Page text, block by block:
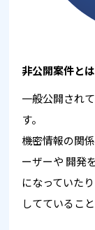
非公開案件とは
一般公開され
す。
機密情報の関
ーザーや 開発
になっていたり
してているこ